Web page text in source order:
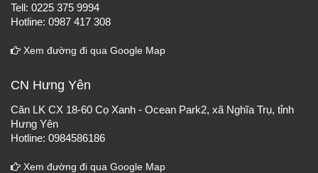
Tell: 0225 375 9994
Hotline: 0987 417 308
Xem đường đi qua Google Map
CN Hưng Yên
Căn LK CX 18-60 Cọ Xanh - Ocean Park2, xã Nghĩa Trụ, tỉnh
Hưng Yên
Hotline: 0984586186
Xem đường đi qua Google Map